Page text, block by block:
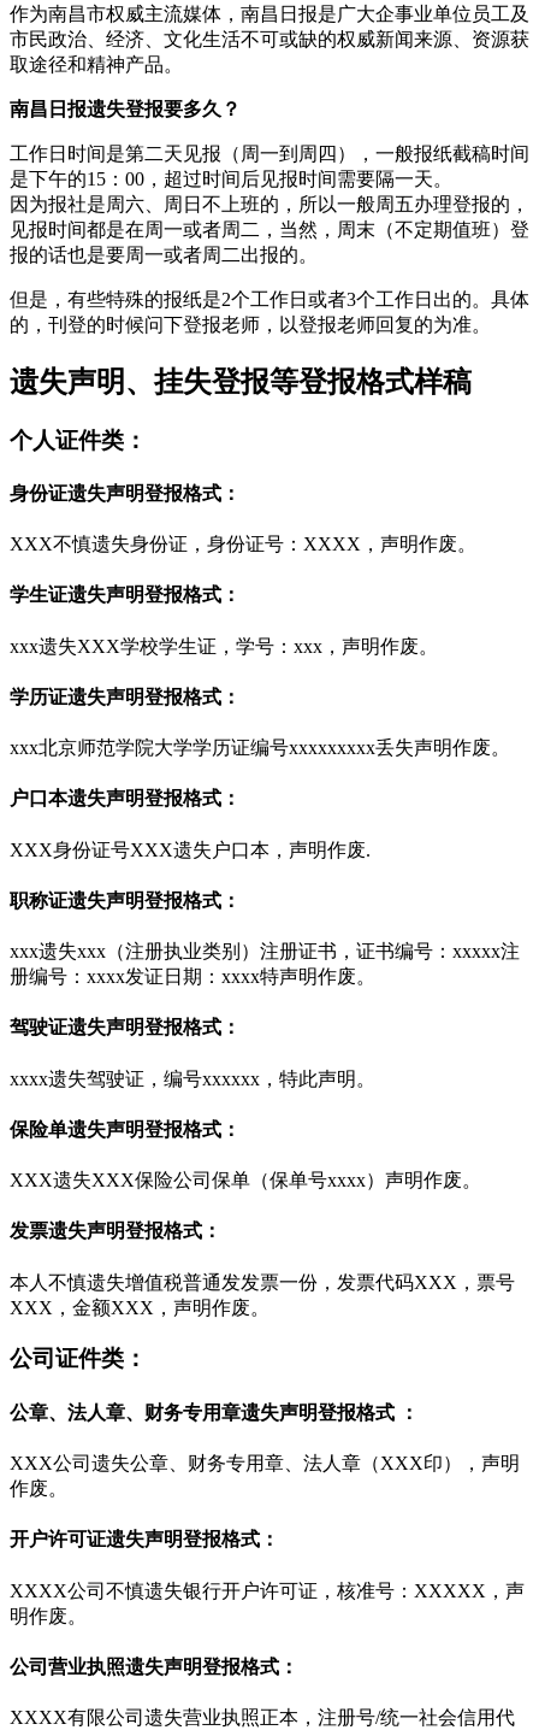
作为南昌市权威主流媒体，南昌日报是广大企事业单位员工及
市民政治、经济、文化生活不可或缺的权威新闻来源、资源获
取途径和精神产品。
南昌日报遗失登报要多久？
工作日时间是第二天见报（周一到周四），一般报纸截稿时间
是下午的15：00，超过时间后见报时间需要隔一天。
因为报社是周六、周日不上班的，所以一般周五办理登报的，
见报时间都是在周一或者周二，当然，周末（不定期值班）登
报的话也是要周一或者周二出报的。
但是，有些特殊的报纸是2个工作日或者3个工作日出的。具体
的，刊登的时候问下登报老师，以登报老师回复的为准。
遗失声明、挂失登报等登报格式样稿
个人证件类：
身份证遗失声明登报格式：
XXX不慎遗失身份证，身份证号：XXXX，声明作废。
学生证遗失声明登报格式：
xxx遗失XXX学校学生证，学号：xxx，声明作废。
学历证遗失声明登报格式：
xxx北京师范学院大学学历证编号xxxxxxxxx丢失声明作废。
户口本遗失声明登报格式：
XXX身份证号XXX遗失户口本，声明作废.
职称证遗失声明登报格式：
xxx遗失xxx（注册执业类别）注册证书，证书编号：xxxxx注
册编号：xxxx发证日期：xxxx特声明作废。
驾驶证遗失声明登报格式：
xxxx遗失驾驶证，编号xxxxxx，特此声明。
保险单遗失声明登报格式：
XXX遗失XXX保险公司保单（保单号xxxx）声明作废。
发票遗失声明登报格式：
本人不慎遗失增值税普通发发票一份，发票代码XXX，票号
XXX，金额XXX，声明作废。
公司证件类：
公章、法人章、财务专用章遗失声明登报格式 ：
XXX公司遗失公章、财务专用章、法人章（XXX印），声明
作废。
开户许可证遗失声明登报格式：
XXXX公司不慎遗失银行开户许可证，核准号：XXXXX，声
明作废。
公司营业执照遗失声明登报格式：
XXXX有限公司遗失营业执照正本，注册号/统一社会信用代